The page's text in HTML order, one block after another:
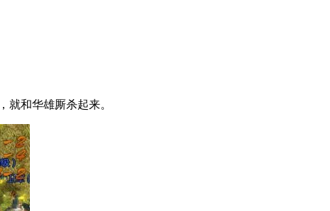
和华雄厮杀起来。